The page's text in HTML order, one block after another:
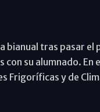
bianual tras pasar el
su alumnado. En
Frigoríficas y de